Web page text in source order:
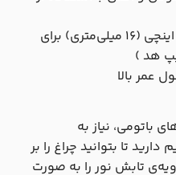
دارای اتصال نری استاندارد ۵/۸ اینچی (۱۶ میلی‌متری) برای
هد )
عمر بالا
باتومی، نیاز به
تا بتوانید چراغ را بر
تابش نور را به صورت